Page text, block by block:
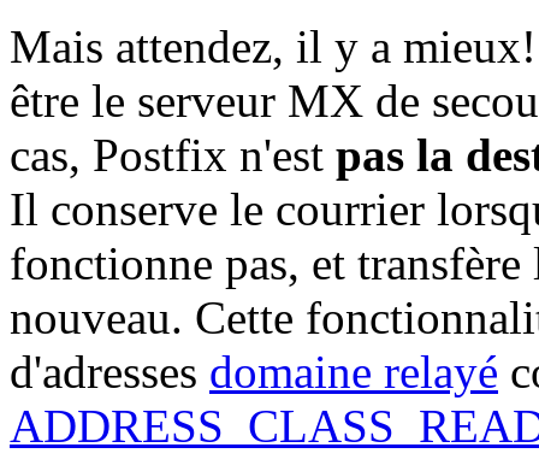
Mais attendez, il y a
être le serveur MX de
cas, Postfix n'est pas la
Il conserve le courrier
fonctionne pas, et
nouveau. Cette
d'adresses domaine relayé